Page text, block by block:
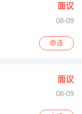
面议
08-09
申请
面议
08-09